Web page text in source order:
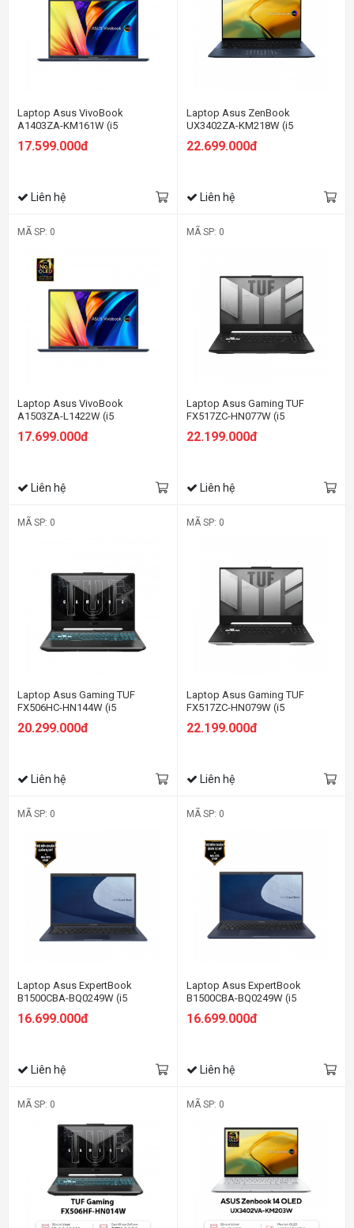
Laptop Asus VivoBook
A1403ZA-KM161W (i5
SSD/14 2.8k Oled/Win11/Xanh)
17.599.000đ
Liên hệ
Laptop Asus ZenBook
UX3402ZA-KM218W (i5
Oled/Win11/Cáp/Túi/Xanh)
22.699.000đ
Liên hệ
MÃ SP: 0
Laptop Asus VivoBook
A1503ZA-L1422W (i5
12500H/8GB RAM/512GB
SSD/15.6
17.699.000đ
Liên hệ
MÃ SP: 0
Laptop Asus Gaming TUF
FX517ZC-HN077W (i5
12450H/8GB RAM/512GB
SSD/15.6 FHD 144hz/RTX 3050
22.199.000đ
Liên hệ
MÃ SP: 0
Laptop Asus Gaming TUF
FX506HC-HN144W (i5
SSD/15.6 FHD 144hz/RTX 3050
20.299.000đ
Liên hệ
MÃ SP: 0
Laptop Asus Gaming TUF
FX517ZC-HN079W (i5
SSD/15.6 FHD 144hz/RTX 3050
22.199.000đ
Liên hệ
MÃ SP: 0
Laptop Asus ExpertBook
B1500CBA-BQ0249W (i5
1235U/8GB RAM/512GB
SSD/15.6 FHD/Win11/Đen)
16.699.000đ
Liên hệ
MÃ SP: 0
Laptop Asus ExpertBook
B1500CBA-BQ0249W (i5
1235U/8GB RAM/512GB
SSD/15.6 FHD/Win11/Đen)
16.699.000đ
Liên hệ
MÃ SP: 0 MÃ SP: 0